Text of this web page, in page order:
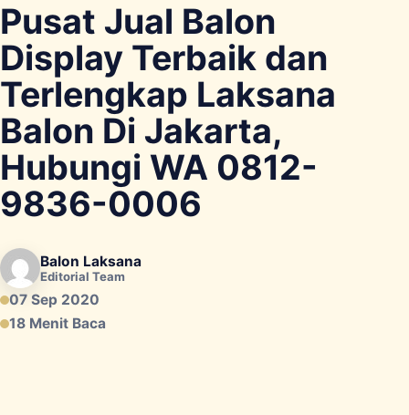
Pusat Jual Balon
Display Terbaik dan
Terlengkap Laksana
Balon Di Jakarta,
Hubungi WA 0812-
9836-0006
Balon Laksana
Editorial Team
07 Sep 2020
18 Menit Baca